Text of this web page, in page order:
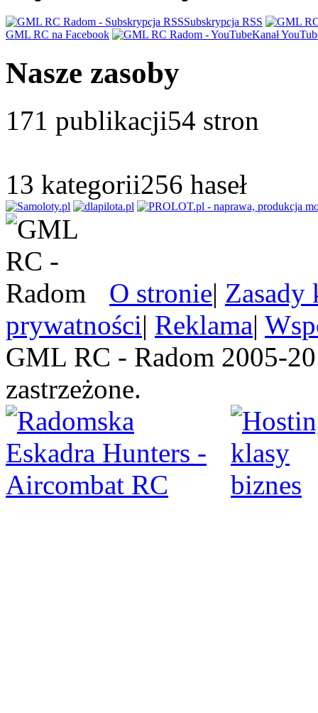
Subskrypcja RSS
GML RC na Facebook
Kanał
Nasze zasoby
171 publikacji54 stron
13 kategorii256 haseł
O stronie| Zasady
prywatności| Reklama|
GML RC - Radom 2005-
zastrzeżone.